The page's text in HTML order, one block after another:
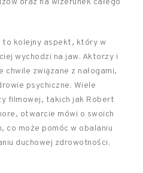
oraz na wizerunek całego
to kolejny aspekt, który w
wychodzi na jaw. Aktorzy i
związane z nałogami,
psychiczne. Wiele
filmowej, takich jak Robert
otwarcie mówi o swoich
co może pomóc w obalaniu
duchowej zdrowotności.